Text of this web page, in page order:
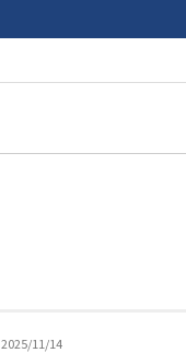
2025/11/14